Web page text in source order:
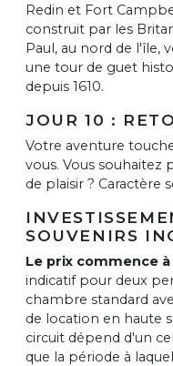
Redin et Fort
construit par les
Paul, au nord de l'île,
une tour de guet
depuis 1610.
JOUR 10 :
Votre aventure
vous. Vous
de plaisir ? Caractère
SOUVENIRS
Le prix commence
indicatif pour deux
chambre standard
de location en haute
circuit dépend d'un
que la période à